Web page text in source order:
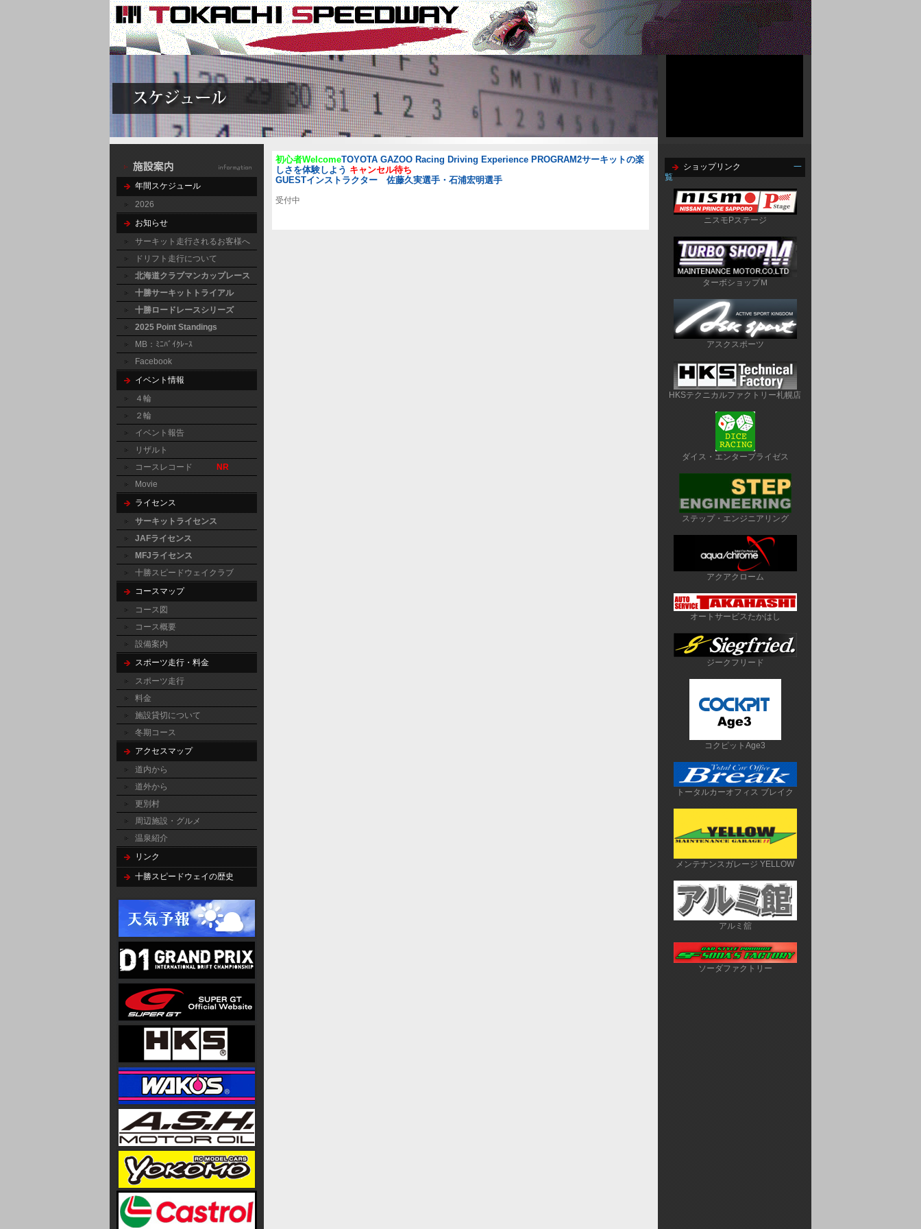
年間スケジュール
2026
お知らせ
サーキット走行されるお客様へ
ドリフト走行について
北海道クラブマンカップレース
十勝サーキットトライアル
十勝ロードレースシリーズ
2025 Point Standings
MB：ﾐﾆﾊﾞｲｸﾚｰｽ
Facebook
イベント情報
４輪
２輪
イベント報告
リザルト
コースレコード
NR
Movie
ライセンス
サーキットライセンス
JAFライセンス
MFJライセンス
十勝スピードウェイクラブ
コースマップ
コース図
コース概要
設備案内
スポーツ走行・料金
スポーツ走行
料金
施設貸切について
冬期コース
アクセスマップ
道内から
道外から
更別村
周辺施設・グルメ
温泉紹介
リンク
十勝スピードウェイの歴史
初心者WelcomeTOYOTA GAZOO Racing Driving Experience PROGRAM2サーキットの楽
しさを体験しよう キャンセル待ち
GUESTインストラクター 佐藤久実選手・石浦宏明選手
受付中
ショップリンク
一
覧
ニスモPステージ
ターボショップＭ
アスクスポーツ
HKSテクニカルファクトリー札幌店
ダイス・エンタープライゼス
ステップ・エンジニアリング
アクアクローム
オートサービスたかはし
ジークフリード
コクピットAge3
トータルカーオフィス ブレイク
メンテナンスガレージ YELLOW
アルミ舘
ソーダファクトリー